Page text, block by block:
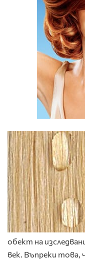
обект на
век. Въпреки това,